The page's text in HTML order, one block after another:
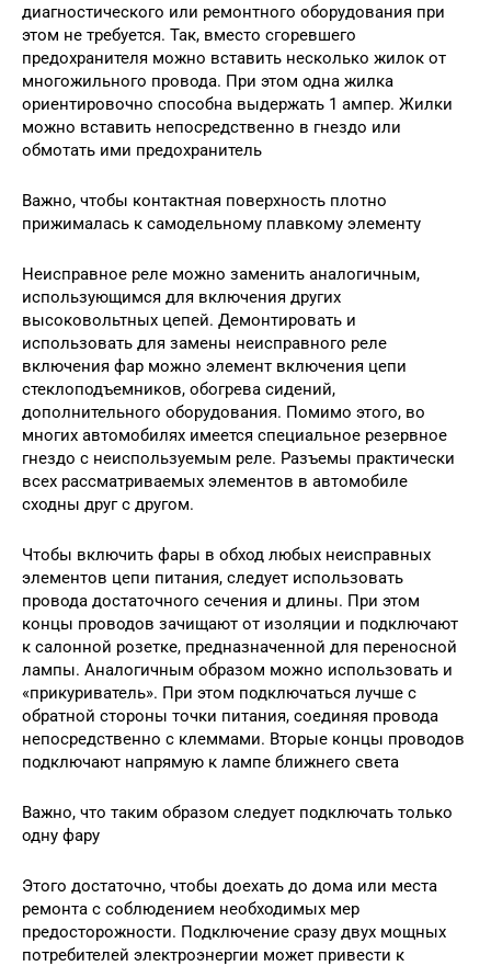
диагностического или ремонтного оборудования при
этом не требуется. Так, вместо сгоревшего
предохранителя можно вставить несколько жилок от
многожильного провода. При этом одна жилка
ориентировочно способна выдержать 1 ампер. Жилки
можно вставить непосредственно в гнездо или
обмотать ими предохранитель
Важно, чтобы контактная поверхность плотно
прижималась к самодельному плавкому элементу
Неисправное реле можно заменить аналогичным,
использующимся для включения других
высоковольтных цепей. Демонтировать и
использовать для замены неисправного реле
включения фар можно элемент включения цепи
стеклоподъемников, обогрева сидений,
дополнительного оборудования. Помимо этого, во
многих автомобилях имеется специальное резервное
гнездо с неиспользуемым реле. Разъемы практически
всех рассматриваемых элементов в автомобиле
сходны друг с другом.
Чтобы включить фары в обход любых неисправных
элементов цепи питания, следует использовать
провода достаточного сечения и длины. При этом
концы проводов зачищают от изоляции и подключают
к салонной розетке, предназначенной для переносной
лампы. Аналогичным образом можно использовать и
«прикуриватель». При этом подключаться лучше с
обратной стороны точки питания, соединяя провода
непосредственно с клеммами. Вторые концы проводов
подключают напрямую к лампе ближнего света
Важно, что таким образом следует подключать только
одну фару
Этого достаточно, чтобы доехать до дома или места
ремонта с соблюдением необходимых мер
предосторожности. Подключение сразу двух мощных
потребителей электроэнергии может привести к